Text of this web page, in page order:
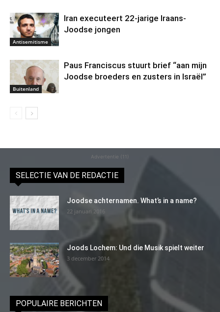
Antisemitisme
Iran executeert 22-jarige Iraans-
Joodse jongen
Buitenland
Paus Franciscus stuurt brief “aan mijn
Joodse broeders en zusters in Israël”
Advertentie (11)
SELECTIE VAN DE REDACTIE
Joodse achternamen. What’s in a name?
22 januari 2016
Joods Lochem: Und die Musik spielt weiter
3 december 2014
POPULAIRE BERICHTEN